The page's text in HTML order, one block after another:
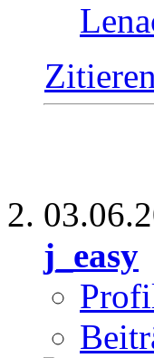
Zitieren
j_easy